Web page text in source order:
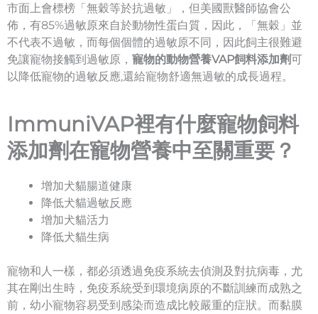
市面上會標榜「無穀等於抗過敏」，但美國獸醫師協會公
佈，有85%過敏原來自於動物性蛋白質，因此，「無穀」並
不代表不過敏，而每個個體的過敏原不同，因此飼主很難避
免讓寵物接觸到過敏原， 寵物的動物營養VAP飼料添加劑可
以降低寵物的過敏反應,還給寵物舒適無過敏的成長過程。
ImmuniVAP裡有什麼寵物飼料
添加劑在寵物營養中至關重要？
增加犬貓腸道健康
降低犬貓過敏反應
增加犬貓活力
降低犬貓生病
寵物和人一樣，都必須透過免疫系統去偵測及對抗病毒，尤
其在剛出生時，免疫系統受到環境病原的不斷訓練而成熟之
前，幼小寵物容易受到感染而造成比較嚴重的症狀。而黏膜